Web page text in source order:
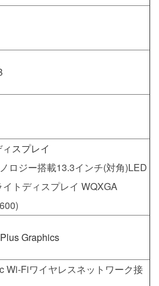
スプレイ
ロジー搭載13.3インチ(対角)LED
トディスプレイ WQXGA
Graphics
Wi-Fiワイヤレスネットワーク接